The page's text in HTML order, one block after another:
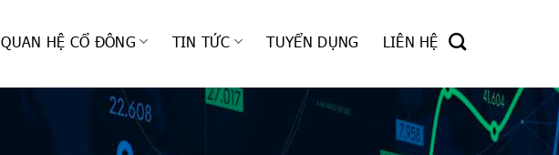
QUAN HỆ CỔ ĐÔNG TIN TỨC TUYỂN DỤNG LIÊN HỆ